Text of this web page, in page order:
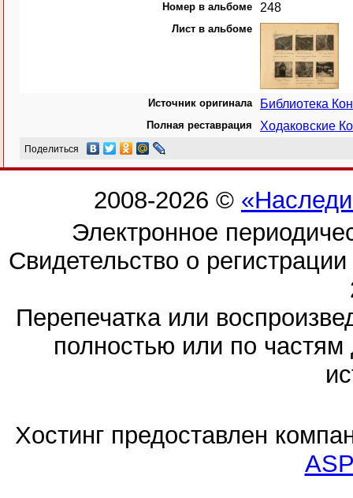
Номер в альбоме 248
Лист в альбоме
Источник оригинала Библиотека
Полная реставрация Ходаковские
Поделиться
2008-2026 ©
Электронное
Свидетельство о
Перепечатка или
полностью или по частям
Хостинг предоставлен